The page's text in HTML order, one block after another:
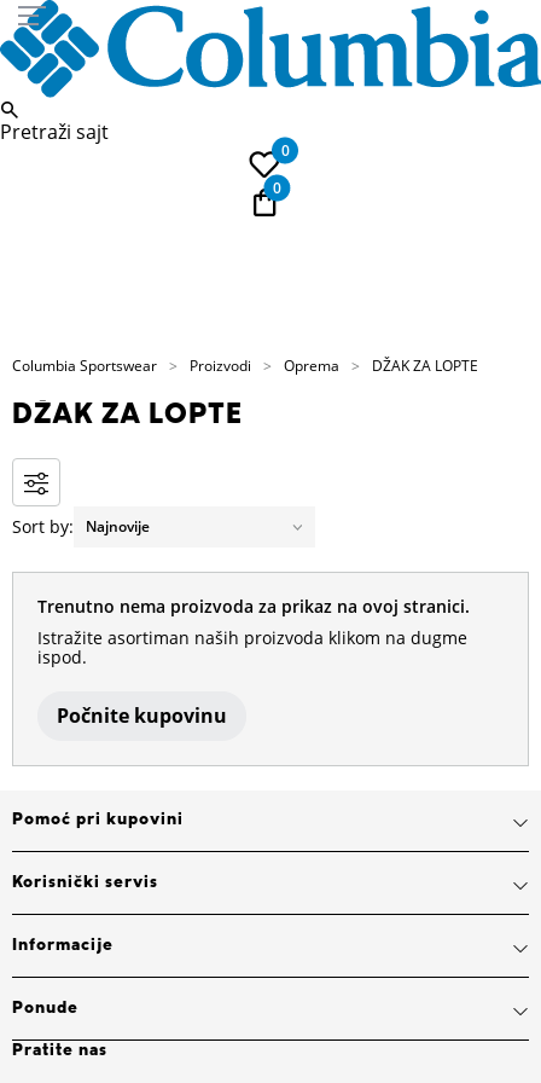
Pretraži sajt
0
0
Columbia Sportswear Proizvodi Oprema DŽAK ZA LOPTE
DŽAK ZA LOPTE
Sort by:
Trenutno nema proizvoda za prikaz na ovoj stranici.
Istražite asortiman naših proizvoda klikom na dugme
ispod.
Počnite kupovinu
Pomoć pri kupovini
Korisnički servis
Informacije
Ponude
Pratite nas